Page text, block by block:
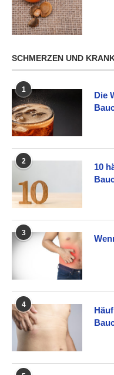
SCHMERZEN UND
1
Die
2
10
3
4